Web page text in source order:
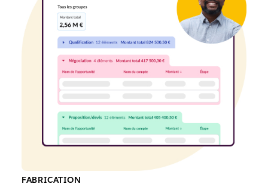
FABRICATION